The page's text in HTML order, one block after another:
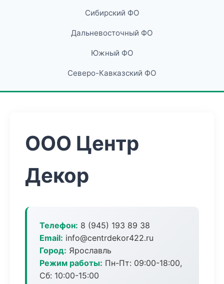
Сибирский ФО
Дальневосточный ФО
Южный ФО
Северо-Кавказский ФО
ООО Центр
Декор
Телефон: 8 (945) 193 89 38
Email: info@centrdekor422.ru
Город: Ярославль
Режим работы: Пн-Пт: 09:00-18:00,
Сб: 10:00-15:00